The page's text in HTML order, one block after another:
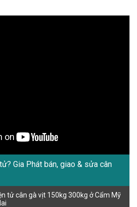
Gia Phát bán, giao & sửa cân
tử cân gà vịt 150kg 300kg ở Cẩm Mỹ